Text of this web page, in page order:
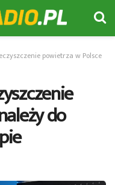
powietrza w Polsce
do